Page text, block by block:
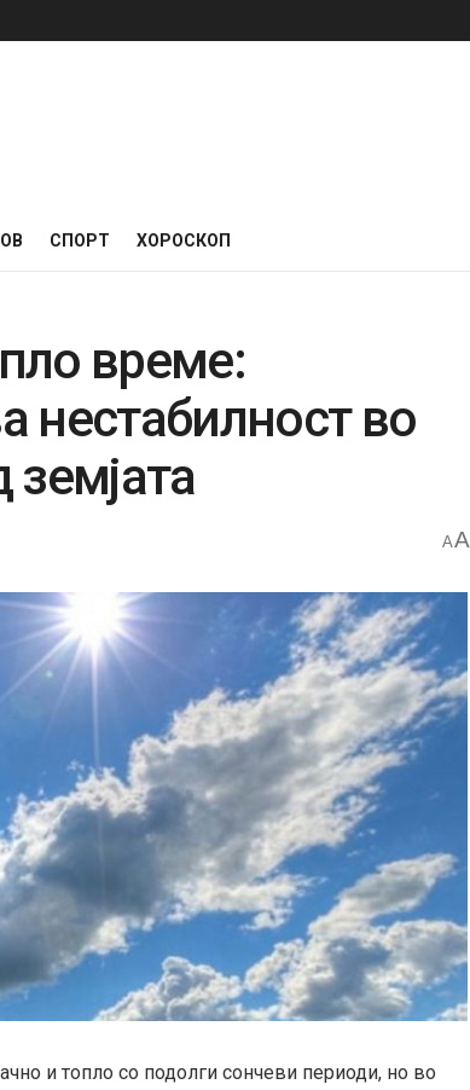
СПОРТ ХОРОСКОП
време:
нестабилност во
AA
и топло со подолги сончеви периоди, но во